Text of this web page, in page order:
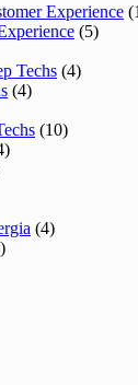
Experience
(5)
Techs (4)
(4)
(10)
(4)